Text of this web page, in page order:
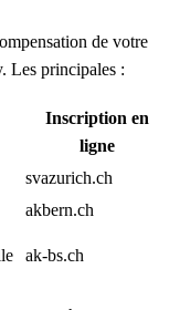
de votre
Les principales :
Inscription en
ligne
svazurich.ch
akbern.ch
ak-bs.ch